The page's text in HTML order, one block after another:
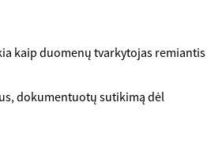
kaip duomenų tvarkytojas remiantis
dokumentuotų sutikimą dėl